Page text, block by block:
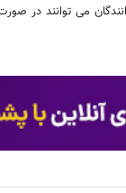
در صورت نیاز با شماره